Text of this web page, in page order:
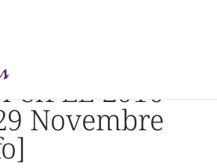
le 29 Novembre [Publi-Info]
SIFEL 2016
Novembre